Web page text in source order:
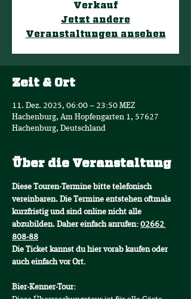
Verkauf
Jetzt andere
Veranstaltungen ansehen
Zeit & Ort
11. Dez. 2025, 06:00 – 23:50 MEZ
Hachenburg, Am Hopfengarten 1, 57627
Hachenburg, Deutschland
Über die Veranstaltung
Diese Touren-Termine bitte telefonisch
vereinbaren. Die Termine entstehen oftmals
kurzfristig und sind online nicht alle
abzubilden. Daher einfach anrufen: 02662
808-88
Die Ticket kannst du hier vorab kaufen oder
auch einfach vor Ort.
Bier-Kenner-Tour: